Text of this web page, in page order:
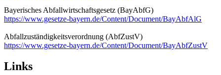
Bayerisches Abfallwirtschaftsgesetz (BayAbfG)
https://www.gesetze-bayern.de/Content/Document/BayAbfAlG
Abfallzuständigkeitsverordnung (AbfZustV)
https://www.gesetze-bayern.de/Content/Document/BayAbfZustV
Links